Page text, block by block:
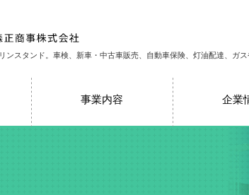
ンスタンド。車検、新車・中古車販売、自動車保険、灯油配達、ガ
事業内容 企業